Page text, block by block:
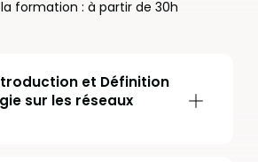
formation : à partir de 30h
et Définition
sur les réseaux